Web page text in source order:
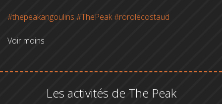
#thepeakangoulins #ThePeak#rorolecostaud
Voir moins
Les activités de The Peak